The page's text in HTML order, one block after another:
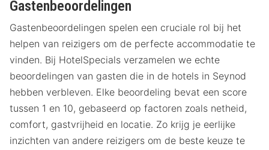
Gastenbeoordelingen
Gastenbeoordelingen spelen een cruciale rol bij het
helpen van reizigers om de perfecte accommodatie te
vinden. Bij HotelSpecials verzamelen we echte
beoordelingen van gasten die in de hotels in Seynod
hebben verbleven. Elke beoordeling bevat een score
tussen 1 en 10, gebaseerd op factoren zoals netheid,
comfort, gastvrijheid en locatie. Zo krijg je eerlijke
inzichten van andere reizigers om de beste keuze te